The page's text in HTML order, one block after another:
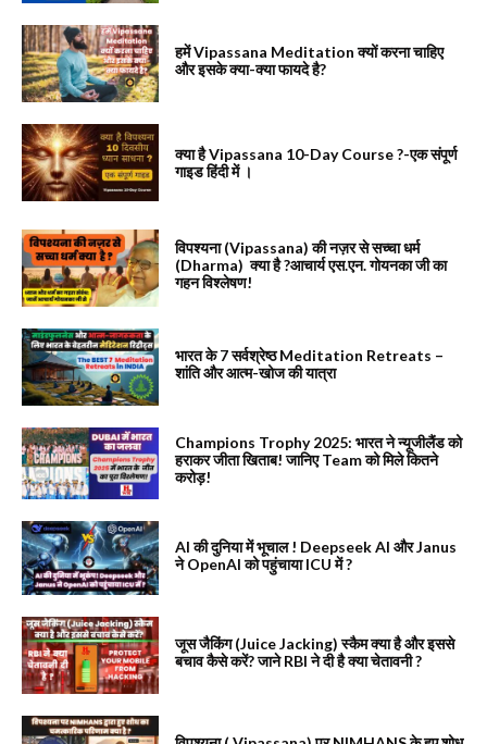
हमें Vipassana Meditation क्यों करना चाहिए
और इसके क्या-क्या फायदे है?
क्या है Vipassana 10-Day Course ?-एक संपूर्ण
गाइड हिंदी में ।
विपश्यना (Vipassana) की नज़र से सच्चा धर्म
(Dharma) क्या है ?आचार्य एस.एन. गोयनका जी का
गहन विश्लेषण!
भारत के 7 सर्वश्रेष्ठ Meditation Retreats –
शांति और आत्म-खोज की यात्रा
Champions Trophy 2025: भारत ने न्यूजीलैंड को
हराकर जीता खिताब! जानिए Team को मिले कितने
करोड़!
AI की दुनिया में भूचाल ! Deepseek AI और Janus
ने OpenAI को पहुंचाया ICU में ?
जूस जैकिंग (Juice Jacking) स्कैम क्या है और इससे
बचाव कैसे करें? जाने RBI ने दी है क्या चेतावनी ?